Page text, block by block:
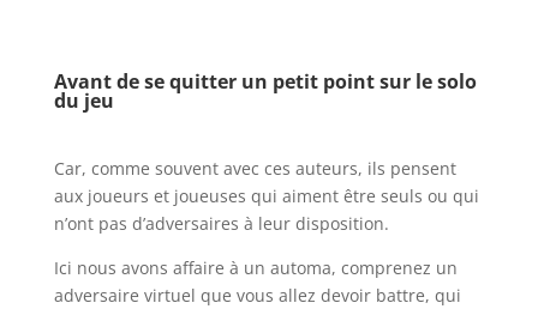
Avant de se quitter un petit point sur le solo
du jeu
Car, comme souvent avec ces auteurs, ils pensent
aux joueurs et joueuses qui aiment être seuls ou qui
n’ont pas d’adversaires à leur disposition.
Ici nous avons affaire à un automa, comprenez un
adversaire virtuel que vous allez devoir battre, qui